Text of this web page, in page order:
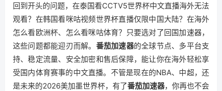
回到开头的问题，在泰国看CCTV5世界杯中文直播海外无法
观看？在韩国看咪咕视频世界杯直播仅限中国大陆？在海外
怎么看欧洲杯、怎么看咪咕体育？只要选对了回国加速器，
这些问题都能迎刃而解。 番茄加速器的全球节点、多平台支
持、稳定流量、安全加密和售后保障，能让你在海外轻松享
受国内体育赛事的中文直播。不管是现在的NBA、中超，还
是未来的2026美加墨世界杯，有了番茄加速器，你再也不会